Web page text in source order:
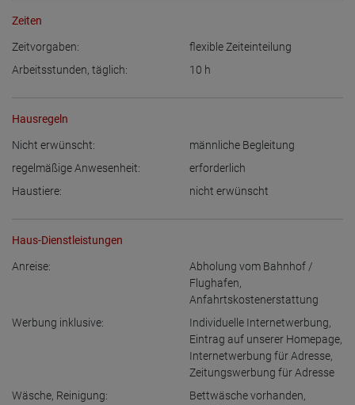
Zeiten
Zeitvorgaben:
flexible Zeiteinteilung
Arbeitsstunden, täglich:
10 h
Hausregeln
Nicht erwünscht:
männliche Begleitung
regelmäßige Anwesenheit:
erforderlich
Haustiere:
nicht erwünscht
Haus-Dienstleistungen
Anreise:
Abholung vom Bahnhof /
Flughafen,
Anfahrtskostenerstattung
Werbung inklusive:
Individuelle Internetwerbung,
Eintrag auf unserer Homepage,
Internetwerbung für Adresse,
Zeitungswerbung für Adresse
Wäsche, Reinigung:
Bettwäsche vorhanden,